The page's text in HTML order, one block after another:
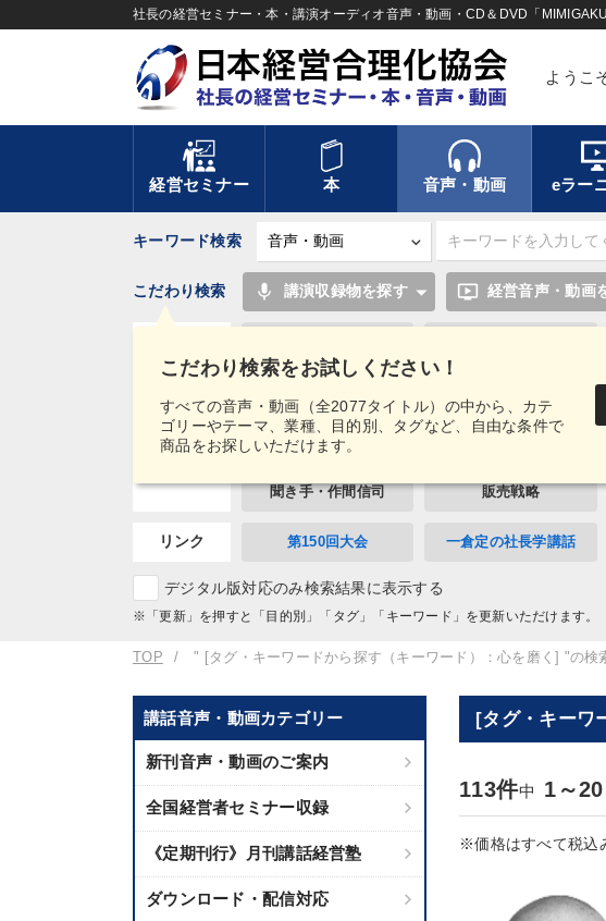
社長の経営セミナー・本・講演オーディオ音声・動画・CD＆DVD「
ようこ
経営セミナー 本 音声・動画 eラー
キーワード検索
こだわり検索をお試しください！
すべての音声・動画（全2077タイトル）の中から、カテ
ゴリーやテーマ、業種、目的別、タグなど、自由な条件で
商品をお探しいただけます。
こだわり検索 mic 講演収録物を探す ondemand_video 経営音声・動画
タグ・
キーワード
企業成長
聞き手・作間信司 販売戦略
リンク 第150回大会 一倉定の社長学講話
デジタル版対応のみ検索結果に表示する
※「更新」を押すと「目的別」「タグ」「キーワード」を更新いただけます。
TOP " [タグ・キーワードから探す（キーワード）：心を磨く] "の検
講話音声・動画カテゴリー
新刊音声・動画のご案内
全国経営者セミナー収録
《定期刊行》月刊講話経営塾
ダウンロード・配信対応
[タグ・キーワ
113件中 1～20
※価格はすべて税込